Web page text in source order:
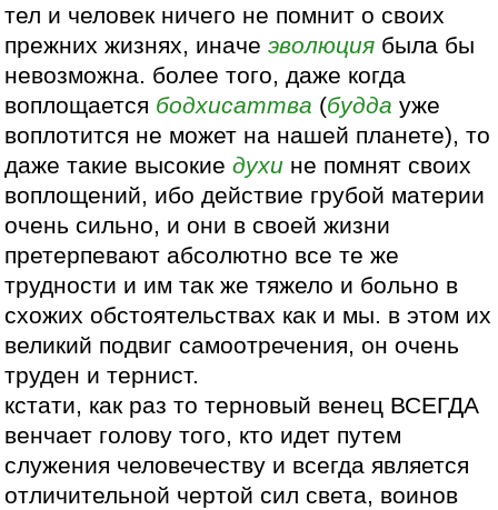
тел и человек ничего не помнит о своих
прежних жизнях, иначеэволюция была бы
невозможна. более того, даже когда
воплощается бодхисаттва (будда уже
воплотится не может на нашей планете), то
даже такие высокиедухи не помнят своих
воплощений, ибо действие грубой материи
очень сильно, и они в своей жизни
претерпевают абсолютно все те же
трудности и им так же тяжело и больно в
схожих обстоятельствах как и мы. в этом их
великий подвиг самоотречения, он очень
труден и тернист.
кстати, как раз то терновый венец ВСЕГДА
венчает голову того, кто идет путем
служения человечеству и всегда является
отличительной чертой сил света, воинов